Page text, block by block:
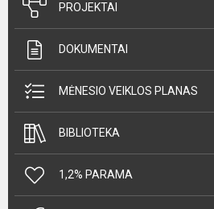
PROJEKTAI
DOKUMENTAI
MĖNESIO VEIKLOS PLANAS
BIBLIOTEKA
1,2% PARAMA